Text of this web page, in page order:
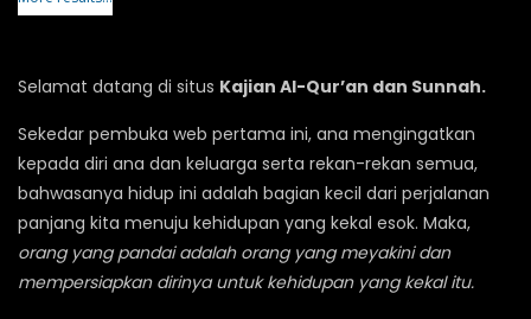
Selamat datang di situs Kajian Al-Qur’an dan Sunnah.
Sekedar pembuka web pertama ini, ana mengingatkan
kepada diri ana dan keluarga serta rekan-rekan semua,
bahwasanya hidup ini adalah bagian kecil dari perjalanan
panjang kita menuju kehidupan yang kekal esok. Maka,
orang yang pandai adalah orang yang meyakini dan
mempersiapkan dirinya untuk kehidupan yang kekal itu.